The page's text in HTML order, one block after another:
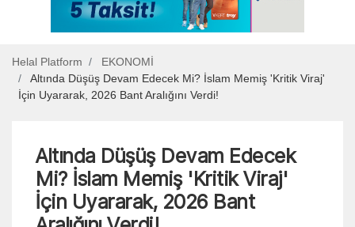
Helal Platform
EKONOMİ
Altında Düşüş Devam Edecek Mi? İslam Memiş 'Kritik Viraj'
İçin Uyararak, 2026 Bant Aralığını Verdi!
Altında Düşüş Devam Edecek
Mi? İslam Memiş 'Kritik Viraj'
İçin Uyararak, 2026 Bant